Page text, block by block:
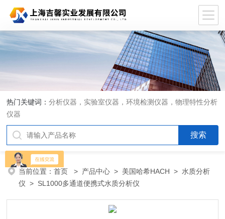
热门关键词：分析仪器，实验室仪器，环境检测仪器，物理特性分析
仪器
当前位置：首页 > 产品中心 > 美国哈希HACH > 水质分析
仪 > SL1000多通道便携式水质分析仪